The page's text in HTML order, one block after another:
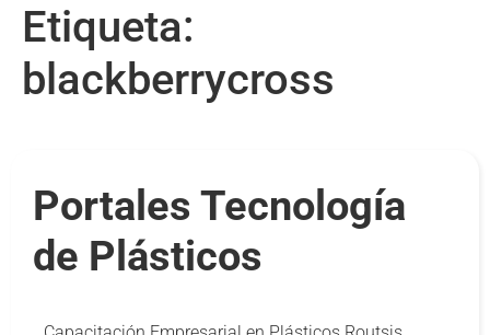
Etiqueta:
blackberrycross
Portales Tecnología
de Plásticos